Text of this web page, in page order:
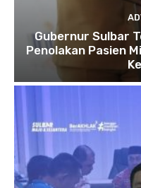
Gubernur Sulbar
Penolakan Pasien